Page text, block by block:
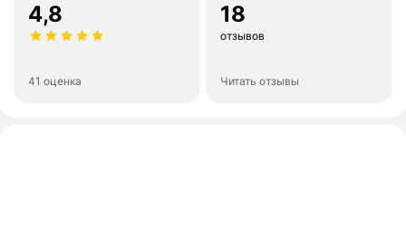
Встроенный аккумулятор /
Bluetooth / Black
4,8
41 оценка
18
отзывов
Читать отзывы